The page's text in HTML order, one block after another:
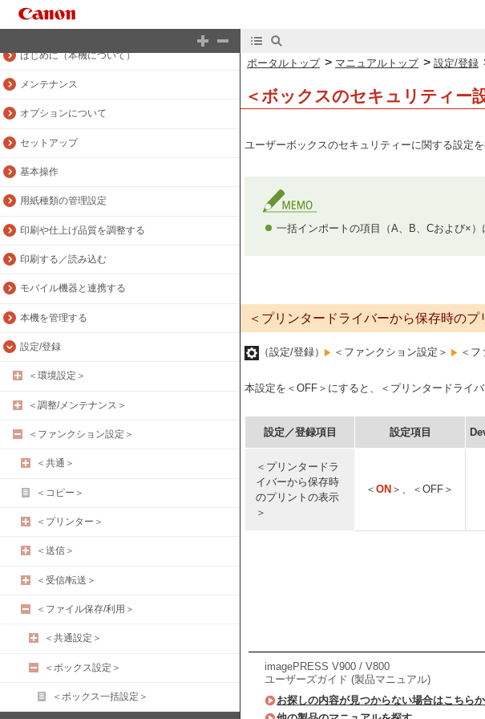
はじめに（本機について）
メンテナンス
オプションについて
セットアップ
基本操作
用紙種類の管理設定
印刷や仕上げ品質を調整する
印刷する／読み込む
モバイル機器と連携する
本機を管理する
設定/登録
＜環境設定＞
＜調整/メンテナンス＞
＜ファンクション設定＞
＜共通＞
＜コピー＞
＜プリンター＞
＜送信＞
＜受信/転送＞
＜ファイル保存/利用＞
＜共通設定＞
＜ボックス設定＞
＜ボックス一括設定＞
ポータルトップ > マニュアルトップ > 設定/登録
＜ボックスのセキュリティー
ユーザーボックスのセキュリティーに関する設定を
一括インポートの項目（A、B、Cおよび×）
＜プリンタードライバーから保存時のプ
（設定/登録） ＜ファンクション設定＞ ＜フ
本設定を＜OFF＞にすると、＜プリンタードライ
設定／登録項目 設定項目
＜プリンタードラ
イバーから保存時
のプリントの表示
＞
＜ ON ＞、＜OFF＞
imagePRESS V900 / V800
ユーザーズガイド (製品マニュアル)
お探しの内容が見つからない場合はこちら